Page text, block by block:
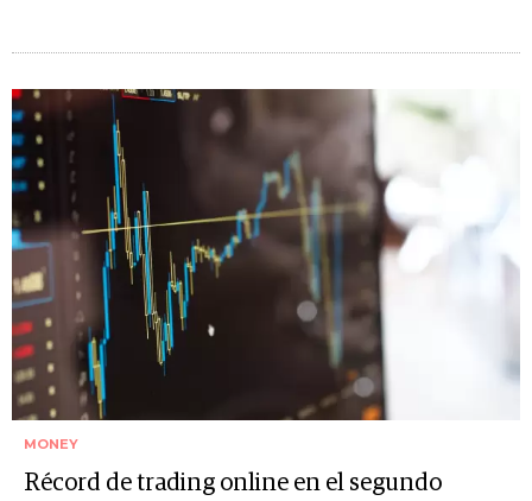
MONEY
Récord de trading online en el segundo